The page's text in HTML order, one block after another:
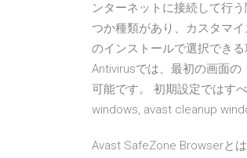
ンターネットに接続して行
つか種類があり、カスタマ
のインストールで選択でき
Antivirusでは、最初の画面
可能です。 初期設定ではす
windows, avast cleanup
Avast SafeZone Browserと